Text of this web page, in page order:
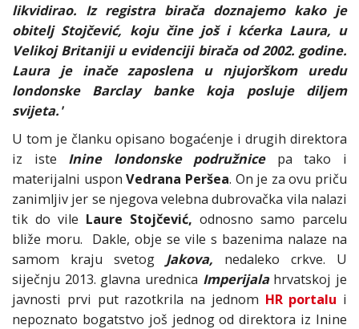
likvidirao. Iz registra birača doznajemo kako je
obitelj Stojčević, koju čine još i kćerka Laura, u
Velikoj Britaniji u evidenciji birača od 2002. godine.
Laura je inače zaposlena u njujorškom uredu
londonske Barclay banke koja posluje diljem
svijeta.'
U tom je članku opisano bogaćenje i drugih direktora
iz iste Inine londonske podružnice pa tako i
materijalni usponVedrana Peršea. On je za ovu priču
zanimljiv jer se njegova velebna dubrovačka vila nalazi
tik do vile Laure Stojčević, odnosno samo parcelu
bliže moru. Dakle, obje se vile s bazenima nalaze na
samom kraju svetog Jakova, nedaleko crkve. U
siječnju 2013. glavna urednica Imperijalahrvatskoj je
javnosti prvi put razotkrila na jednom HR portalu i
nepoznato bogatstvo još jednog od direktora iz Inine